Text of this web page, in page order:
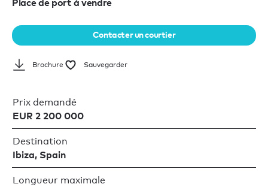
Place de port à vendre
Contacter un courtier
Brochure Sauvegarder
Prix demandé
EUR 2 200 000
Destination
Ibiza, Spain
Longueur maximale